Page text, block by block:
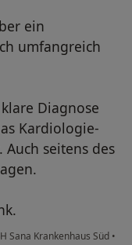
ein
umfangreich
Diagnose
Kardiologie-
seitens des
Sana Krankenhaus Süd •